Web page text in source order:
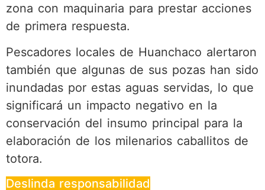
zona con maquinaria para prestar acciones
de primera respuesta.
Pescadores locales de Huanchaco alertaron
también que algunas de sus pozas han sido
inundadas por estas aguas servidas, lo que
significará un impacto negativo en la
conservación del insumo principal para la
elaboración de los milenarios caballitos de
totora.
Deslinda responsabilidad